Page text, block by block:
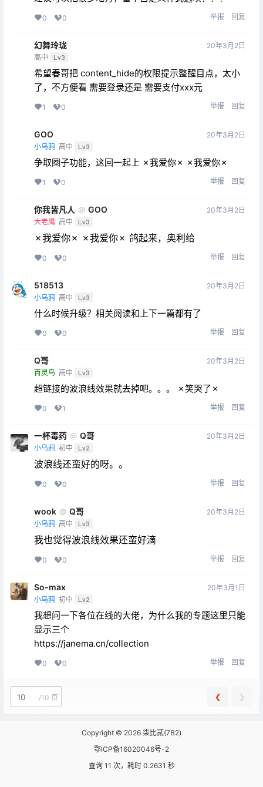
0 0 举报 回复
幻舞玲珑
高中 Lv3
20年3月2日
希望春哥把 content_hide的权限提示整醒目点，太小
了，不方便看 需要登录还是 需要支付xxx元
1 0 举报 回复
GOO
小乌鸦 高中 Lv3
20年3月2日
争取圈子功能，这回一起上 ✗我爱你✗ ✗我爱你✗
1 0 举报 回复
你我皆凡人 @ GOO
大老鹰 高中 Lv3
20年3月2日
✗我爱你✗ ✗我爱你✗ 鸽起来，奥利给
0 0 举报 回复
518513
小乌鸦 高中 Lv3
20年3月2日
什么时候升级？相关阅读和上下一篇都有了
0 0 举报 回复
Q哥
百灵鸟 高中 Lv3
20年3月2日
超链接的波浪线效果就去掉吧。。。 ✗笑哭了✗
0 1 举报 回复
一杯毒药 @ Q哥
小乌鸦 初中 Lv2
20年3月2日
波浪线还蛮好的呀。。
0 0 举报 回复
wook @ Q哥
小乌鸦 高中 Lv3
20年3月2日
我也觉得波浪线效果还蛮好滴
0 0 举报 回复
So-max
小乌鸦 初中 Lv2
20年3月1日
我想问一下各位在线的大佬，为什么我的专题这里只能
显示三个
https://janema.cn/collection
0 0 举报 回复
/10 页 ❮ ❯
Copyright © 2026 柒比贰(7B2)
鄂ICP备16020046号-2
查询 11 次，耗时 0.2631 秒